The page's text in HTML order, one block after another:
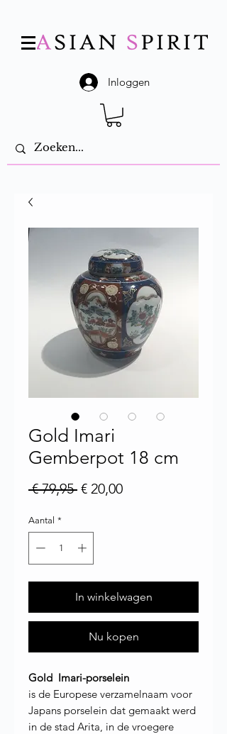
Inloggen
Gold Imari
Gemberpot 18 cm
€ 79,95 Normale prijs
€ 20,00Verkoopprijs
Aantal *
In winkelwagen
Nu kopen
Gold Imari-porselein
is de Europese verzamelnaam voor
Japans porselein dat gemaakt werd
in de stad Arita, in de vroegere